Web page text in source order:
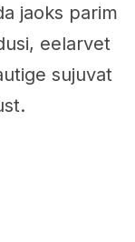
jaoks parim
eelarvet
sujuvat